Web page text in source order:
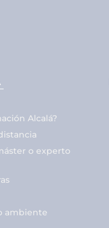
Alcalá?
o experto
ambiente